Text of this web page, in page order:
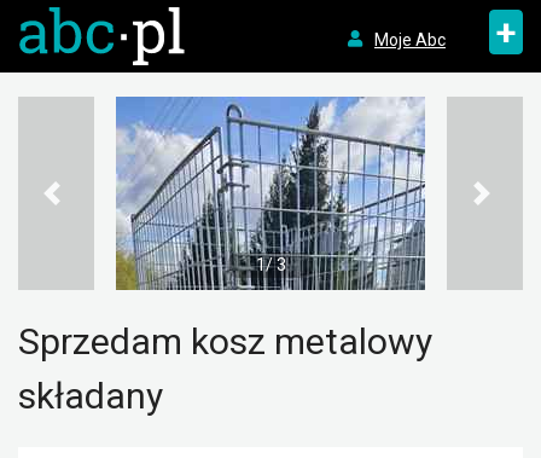
Moje Abc +
1/ 3
Sprzedam kosz metalowy
składany